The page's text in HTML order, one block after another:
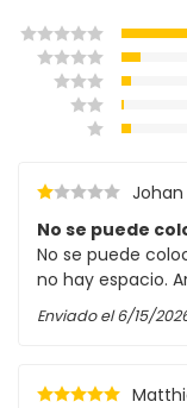
No se puede
No se puede
no hay espacio.
Enviado el6/15/